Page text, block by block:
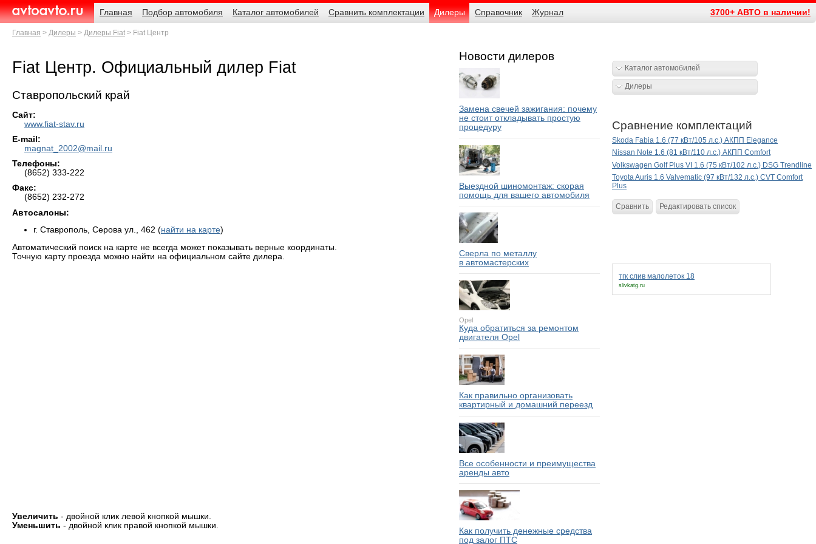
AvtoAvto.ru
Навигация
Главная
Подбор автомобиля Каталог автомобилей Сравнить комплектации Дилеры Справочник Журнал 3700+ АВТО в наличии!
Родительские
страницы
Главная Дилеры Дилеры Fiat Fiat Центр
Fiat Центр. Официальный дилер Fiat
Ставропольский край
Сайт:
www.fiat-stav.ru
E-mail:
magnat_2002@mail.ru
Телефоны:
(8652) 333-222
Факс:
(8652) 232-272
Автосалоны:
г. Ставрополь, Серова ул., 462 (найти на карте)
Автоматический поиск на карте не всегда может показывать верные координаты.
Точную карту проезда можно найти на официальном сайте дилера.
Увеличить - двойной клик левой кнопкой мышки.
Уменьшить - двойной клик правой кнопкой мышки.
Новости дилеров
Замена свечей зажигания: почему
не стоит откладывать простую
процедуру
Выездной шиномонтаж: скорая
помощь для вашего автомобиля
Сверла по металлу
в автомастерских
Opel
Куда обратиться за ремонтом
двигателя Opel
Как правильно организовать
квартирный и домашний переезд
Все особенности и преимущества
аренды авто
Как получить денежные средства
под залог ПТС
Каталог автомобилей
Дилеры
Сравнение комплектаций
Skoda Fabia 1.6 (77 кВт/105 л.с.) АКПП Elegance
Nissan Note 1.6 (81 кВт/110 л.с.) АКПП Comfort
Volkswagen Golf Plus VI 1.6 (75 кВт/102 л.с.) DSG Trendline
Toyota Auris 1.6 Valvematic (97 кВт/132 л.с.) CVT Comfort
Plus
Сравнить Редактировать список
тгк слив малолеток 18
slivkatg.ru